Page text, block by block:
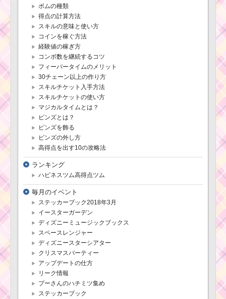
ツムツム ルミエール
ボムの種類
得点の計算方法
スキルの意味と使い方
コインを稼ぐ方法
経験値の稼ぎ方
コンボ数を継続するコツ
フィーバータイムのメリット
30チェーン以上の作り方
スキルチケット入手方法
スキルチケットの使い方
マジカルタイムとは？
ピンズとは？
ピンズを飾る
ピンズの外し方
高得点を出す10の攻略法
ランキング
ハピネスツム高得点ツム
毎月のイベント
ステッカーブック2018年3月
イースターガーデン
ディズニーミュージックブックス
スペースレンジャー
ディズニースターシアター
クリスマスパーティー
アップデートの仕方
リーク情報
プーさんのハチミツ集め
ステッカーブック